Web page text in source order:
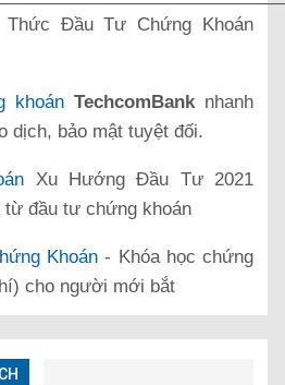
Thức Đầu Tư Chứng Khoán
khoán TechcomBank nhanh
dịch, bảo mật tuyệt đối.
Xu Hướng Đầu Tư 2021
từ đầu tư chứng khoán
Khoán - Khóa học chứng
cho người mới bắt